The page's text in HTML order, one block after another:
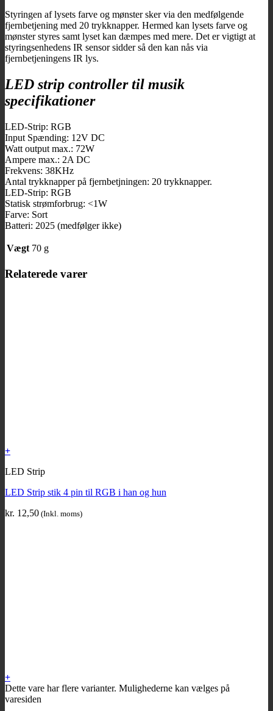
Styringen af lysets farve og mønster sker via den medfølgende
fjernbetjening med 20 trykknapper. Hermed kan lysets farve og
mønster styres samt lyset kan dæmpes med mere. Det er vigtigt at
styringsenhedens IR sensor sidder så den kan nås via
fjernbetjeningens IR lys.
LED strip controller til musik
specifikationer
LED-Strip: RGB
Input Spænding: 12V DC
Watt output max.: 72W
Ampere max.: 2A DC
Frekvens: 38KHz
Antal trykknapper på fjernbetjningen: 20 trykknapper.
LED-Strip: RGB
Statisk strømforbrug: <1W
Farve: Sort
Batteri: 2025 (medfølger ikke)
Vægt 70 g
Relaterede varer
+
LED Strip
LED Strip stik 4 pin til RGB i han og hun
kr. 12,50 (Inkl. moms)
+
Dette vare har flere varianter. Mulighederne kan vælges på
varesiden